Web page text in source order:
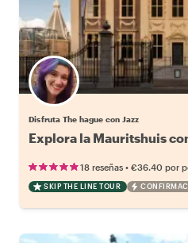
Disfruta The hague con Jazz
Explora la Mauritshuis
18 reseñas • €36.40 por
SKIP THE LINE TOUR